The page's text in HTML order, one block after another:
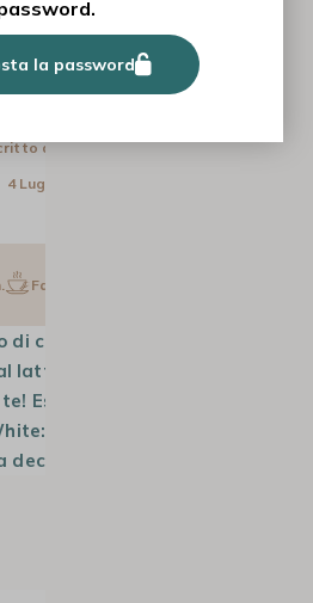
DEL FLAT WHITE
daGiulia
4 Lug 2025
Facile
di caffè Arabica e vuoi provare
latte macchiato e cappuccino,
Espresso e schiuma di latte si
una bevanda spesso poco
decisamente deliziosa.
la password